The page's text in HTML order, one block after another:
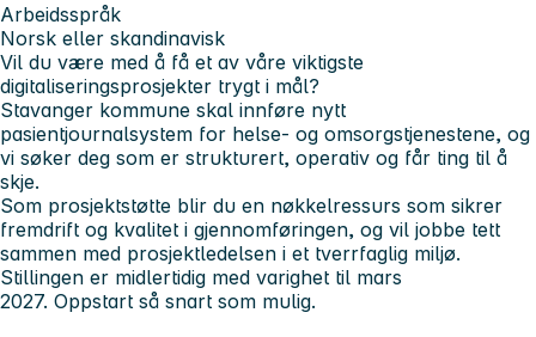
Arbeidsspråk
Norsk eller skandinavisk
Vil du være med å få et av våre viktigste
digitaliseringsprosjekter trygt i mål?
Stavanger kommune skal innføre nytt
pasientjournalsystem for helse- og omsorgstjenestene, og
vi søker deg som er strukturert, operativ og får ting til å
skje.
Som prosjektstøtte blir du en nøkkelressurs som sikrer
fremdrift og kvalitet i gjennomføringen, og vil jobbe tett
sammen med prosjektledelsen i et tverrfaglig miljø.
Stillingen er midlertidig med varighet til mars
2027. Oppstart så snart som mulig.